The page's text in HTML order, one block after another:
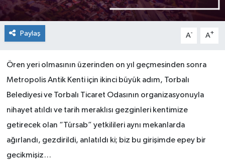
Paylaş A- A+
Ören yeri olmasının üzerinden on yıl geçmesinden sonra
Metropolis Antik Kenti için ikinci büyük adım, Torbalı
Belediyesi ve Torbalı Ticaret Odasının organizasyonuyla
nihayet atıldı ve tarih meraklısı gezginleri kentimize
getirecek olan “Türsab” yetkilileri aynı mekanlarda
ağırlandı, gezdirildi, anlatıldı ki; biz bu girişimde epey bir
gecikmişiz…